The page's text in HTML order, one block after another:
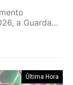
a Guarda…
Última Hora